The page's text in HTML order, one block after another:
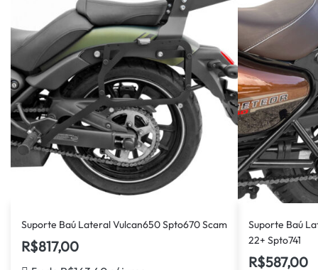
Suporte Baú Lateral Vulcan650 Spto670 Scam
R$817,00
Suporte Baú
22+ Spto741
R$587,00